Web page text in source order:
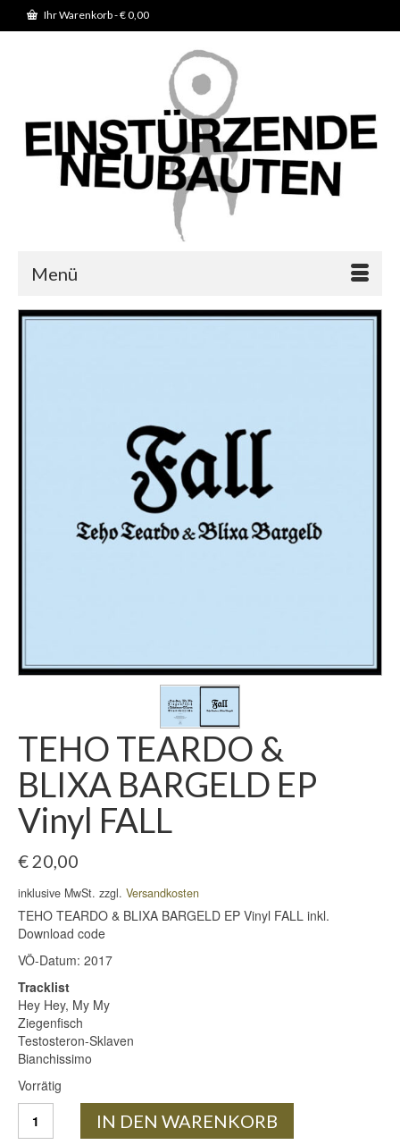
Ihr Warenkorb-€0,00
Menü
TEHO TEARDO &
BLIXA BARGELD EP
Vinyl FALL
€ 20,00
inklusive MwSt. zzgl. Versandkosten
TEHO TEARDO & BLIXA BARGELD EP Vinyl FALL inkl.
Download code
VÖ-Datum: 2017
Tracklist
Hey Hey, My My
Ziegenfisch
Testosteron-Sklaven
Bianchissimo
Vorrätig
TEARDO
IN DEN WARENKORB